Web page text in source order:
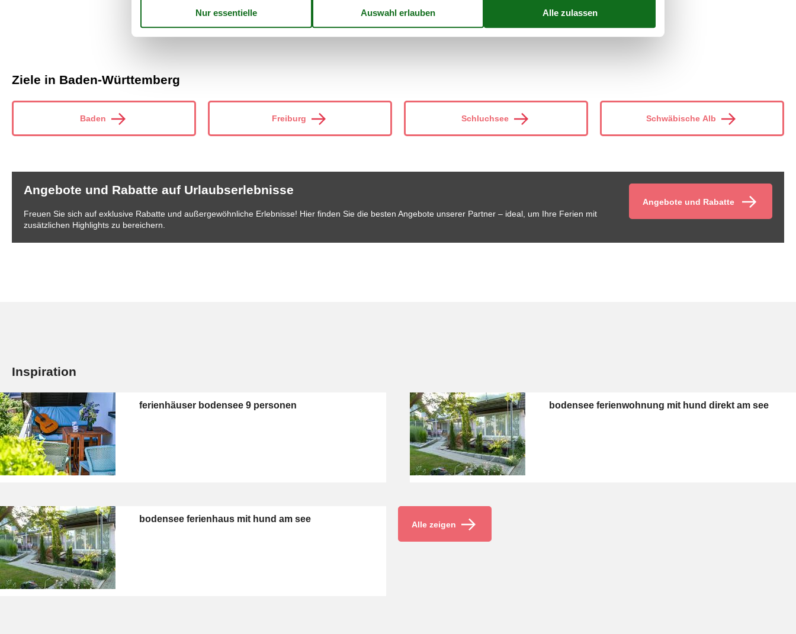
Ziele in Baden-Württemberg
Baden Freiburg Schluchsee Schwäbische Alb
Angebote und Rabatte auf Urlaubserlebnisse
Freuen Sie sich auf exklusive Rabatte und außergewöhnliche Erlebnisse! Hier finden Sie die besten Angebote unserer Partner – ideal, um Ihre Ferien mit
zusätzlichen Highlights zu bereichern.
Angebote und Rabatte
Inspiration
ferienhäuser bodensee 9 personen bodensee ferienwohnung mit hund direkt am see
bodensee ferienhaus mit hund am see
Alle zeigen